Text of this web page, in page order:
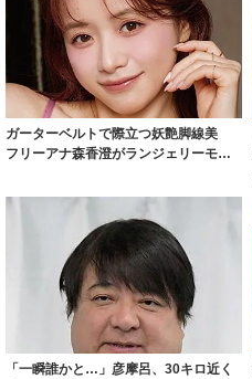
ガーターベルトで際立つ妖艶脚線美
フリーアナ森香澄がランジェリーモデ
「一瞬誰かと…」彦摩呂、30キロ近く